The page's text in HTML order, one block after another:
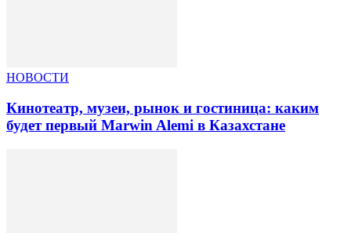
НОВОСТИ
Кинотеатр, музеи, рынок и гостиница: каким
будет первый Marwin Alemi в Казахстане